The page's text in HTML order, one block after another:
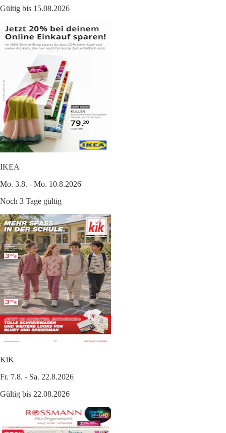
Gültig bis 15.08.2026
IKEA
Mo. 3.8. - Mo. 10.8.2026
Noch 3 Tage gültig
KiK
Fr. 7.8. - Sa. 22.8.2026
Gültig bis 22.08.2026